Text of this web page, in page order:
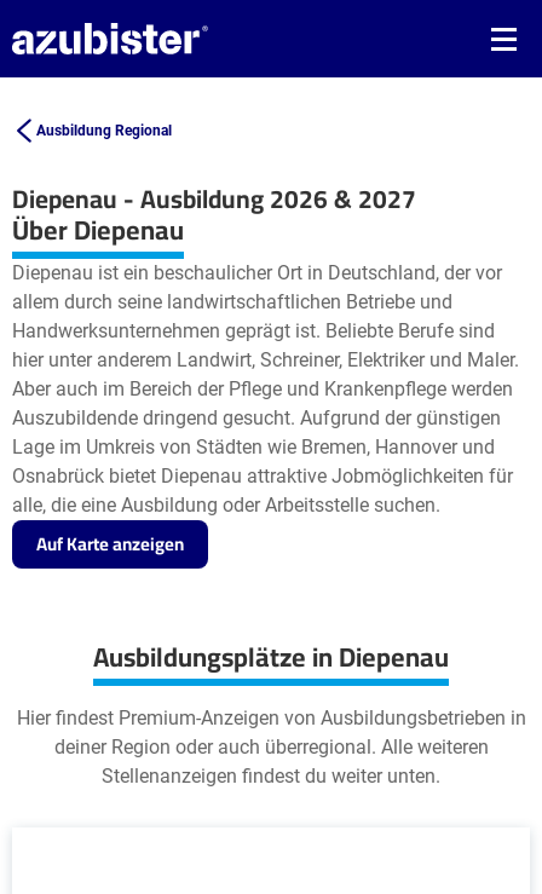
Ausbildung Regional
Diepenau - Ausbildung 2026 & 2027
+
−
Leaflet| ©OpenStreetMap2
Über Diepenau
Diepenau ist ein beschaulicher Ort in Deutschland, der vor
allem durch seine landwirtschaftlichen Betriebe und
Handwerksunternehmen geprägt ist. Beliebte Berufe sind
hier unter anderem Landwirt, Schreiner, Elektriker und Maler.
Aber auch im Bereich der Pflege und Krankenpflege werden
Auszubildende dringend gesucht. Aufgrund der günstigen
Lage im Umkreis von Städten wie Bremen, Hannover und
Osnabrück bietet Diepenau attraktive Jobmöglichkeiten für
alle, die eine Ausbildung oder Arbeitsstelle suchen.
Auf Karte anzeigen
Ausbildungsplätze in Diepenau
Hier findest Premium-Anzeigen von Ausbildungsbetrieben in
deiner Region oder auch überregional. Alle weiteren
Stellenanzeigen findest du weiter unten.